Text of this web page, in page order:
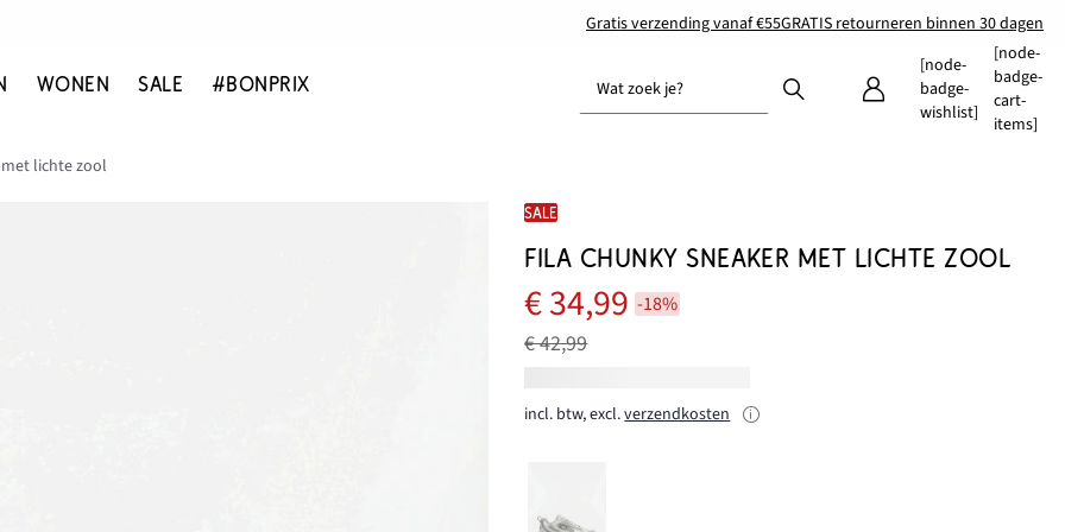
Gratis verzending vanaf €55GRATIS retourneren binnen 30 dagen
WONEN SALE #BONPRIX Wat zoek je?
[node-
badge-
wishlist]
[node-
badge-
cart-
items]
lichte zool
SALE
FILA CHUNKY SNEAKER MET LICHTE ZOOL
€ 34,99 -18%
€ 42,99
incl. btw, excl.verzendkosten